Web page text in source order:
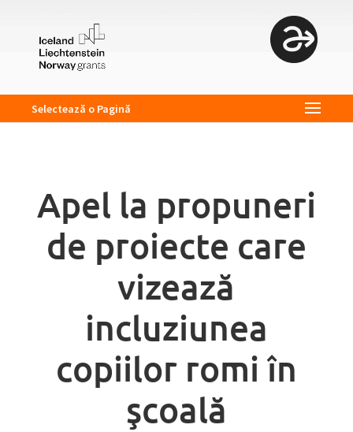
Selectează o Pagină
Apel la propuneri
de proiecte care
vizează
incluziunea
copiilor romi în
şcoală